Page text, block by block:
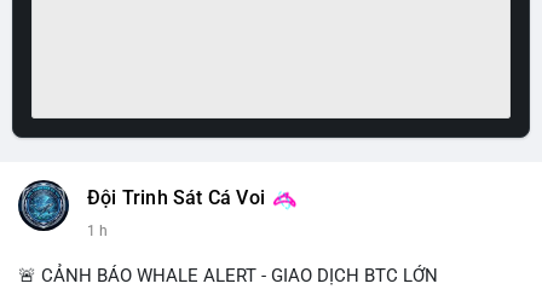
Đội Trinh Sát Cá Voi
1 h
🚨 CẢNH BÁO WHALE ALERT - GIAO DỊCH BTC LỚN